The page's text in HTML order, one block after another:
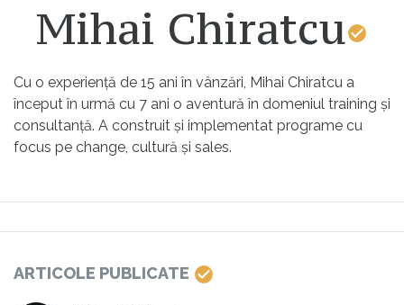
Mihai Chiratcu
Cu o experiență de 15 ani în vânzări, Mihai Chiratcu a
început în urmă cu 7 ani o aventură în domeniul training și
consultanță. A construit și implementat programe cu
focus pe change, cultură și sales.
ARTICOLE PUBLICATE